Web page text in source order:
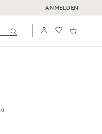
ANMELDEN